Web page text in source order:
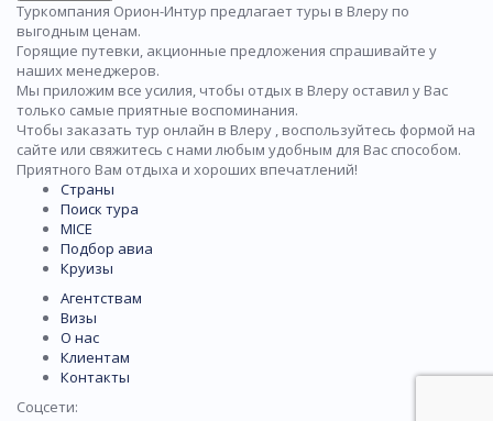
Туркомпания Орион-Интур предлагает туры в Влеру по
выгодным ценам.
Горящие путевки, акционные предложения спрашивайте у
наших менеджеров.
Мы приложим все усилия, чтобы отдых в Влеру оставил у Вас
только самые приятные воспоминания.
Чтобы заказать тур онлайн в Влеру , воспользуйтесь формой на
сайте или свяжитесь с нами любым удобным для Вас способом.
Приятного Вам отдыха и хороших впечатлений!
Страны
Поиск тура
MICE
Подбор авиа
Круизы
Агентствам
Визы
О нас
Клиентам
Контакты
Соцсети: